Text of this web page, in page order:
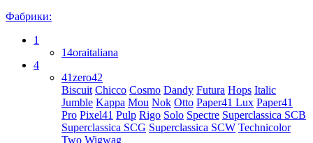
Фабрики:
1
14oraitaliana
4
41zero42
Biscuit Chicco Cosmo Dandy Futura Hops Italic
Jumble Kappa Mou Nok Otto Paper41 Lux Paper41
Pro Pixel41 Pulp Rigo Solo Spectre Superclassica SCB
Superclassica SCG Superclassica SCW Technicolor
Two Wigwag